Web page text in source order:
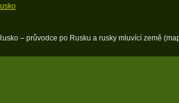
– průvodce po Rusku a rusky mluvící země (